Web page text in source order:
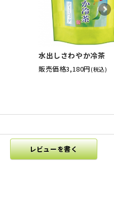
水出しさわやか冷茶
販売価格3,180円(税込)
レビューを書く